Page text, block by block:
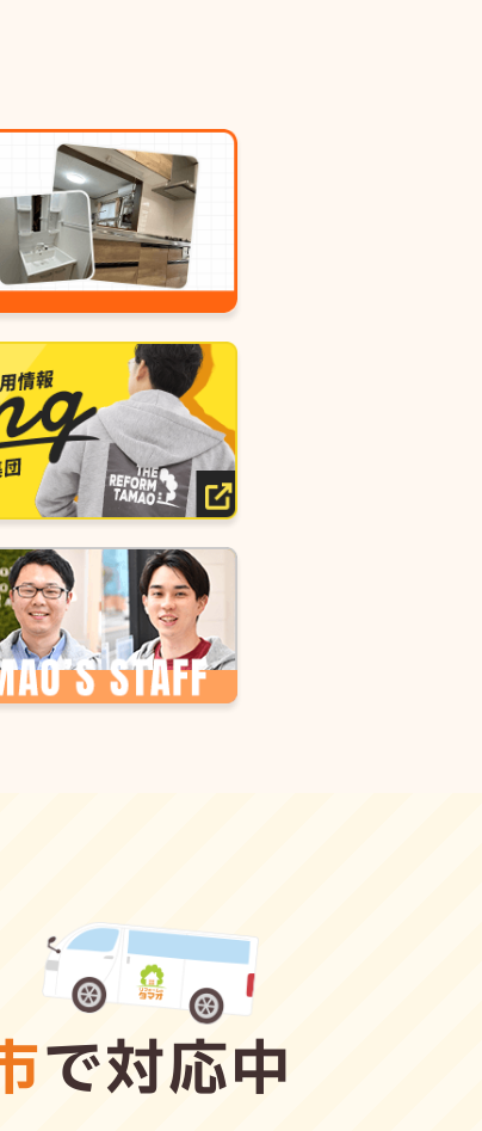
で対応中